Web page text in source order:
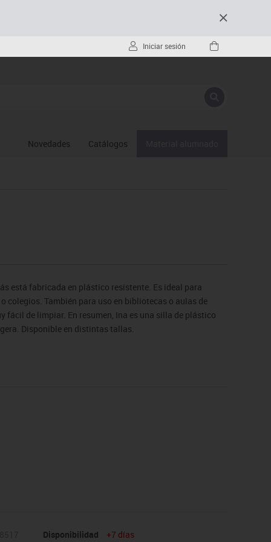
Iniciar sesión
Novedades Catálogos
está fabricada en plástico resistente. Es ideal para
colegios. También para uso en bibliotecas o aulas de
fácil de limpiar. En resumen, Ina es una silla de plástico
Disponible en distintas tallas.
Disponibilidad +7 días